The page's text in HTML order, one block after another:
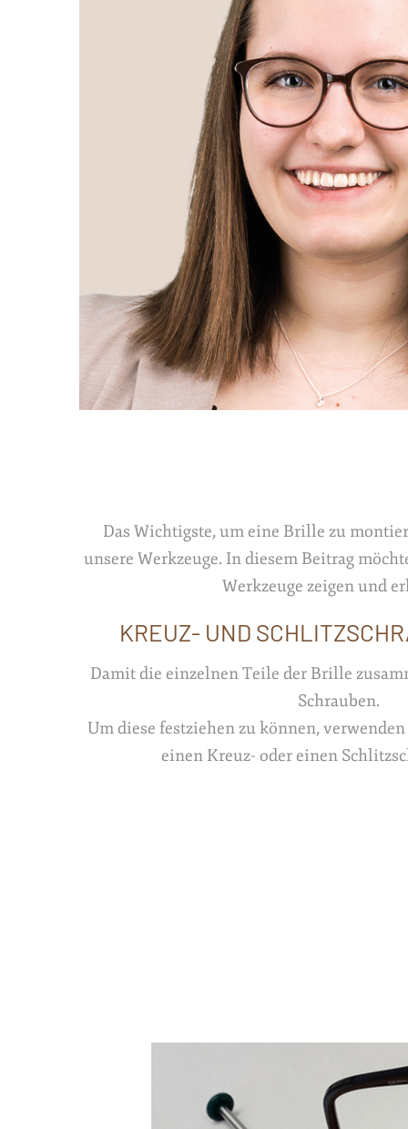
Das Wichtigste, um eine Brille zu
unsere Werkzeuge. In diesem Beitrag
Werkzeuge zeigen und
KREUZ- UND
Damit die einzelnen Teile der Brille
Schrauben.
Um diese festziehen zu können,
einen Kreuz- oder einen